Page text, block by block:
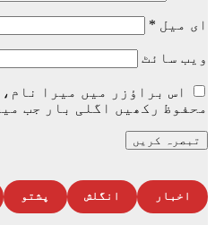
ای میل *
ویب‌ سائٹ
اس براؤزر میں میرا
محفوظ رکھیں اگلی بار جب
اخبار انگلش پشتو